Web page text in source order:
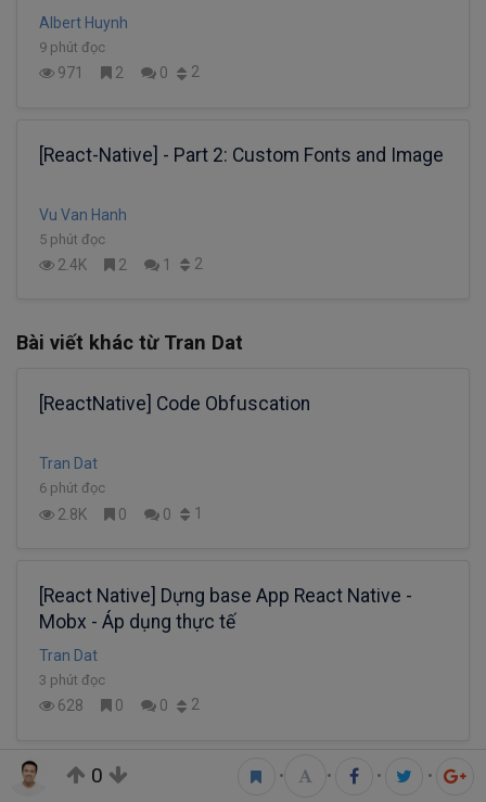
Albert Huynh
9 phút đọc
971 2 0 2
[React-Native] - Part 2: Custom Fonts and Image
Vu Van Hanh
5 phút đọc
2.4K 2 1 2
Bài viết khác từ Tran Dat
[ReactNative] Code Obfuscation
Tran Dat
6 phút đọc
2.8K 0 0 1
[React Native] Dựng base App React Native -
Mobx - Áp dụng thực tế
Tran Dat
3 phút đọc
628 0 0 2
[React Native] Dựng base App React Native -
0 • • • •